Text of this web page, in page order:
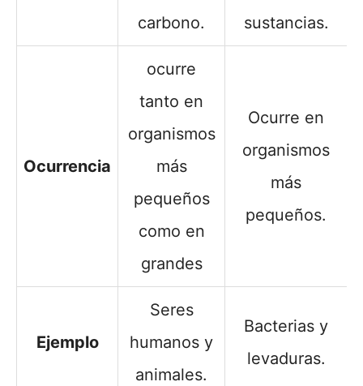
carbono.
sustancias.
Ocurrencia
ocurre
tanto en
organismos
más
pequeños
como en
grandes
Ocurre en
organismos
más
pequeños.
Ejemplo
Seres
humanos y
animales.
Bacterias y
levaduras.